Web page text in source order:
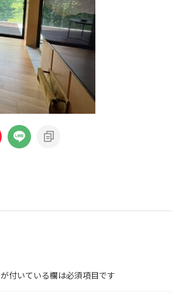
が付いている欄は必須項目です